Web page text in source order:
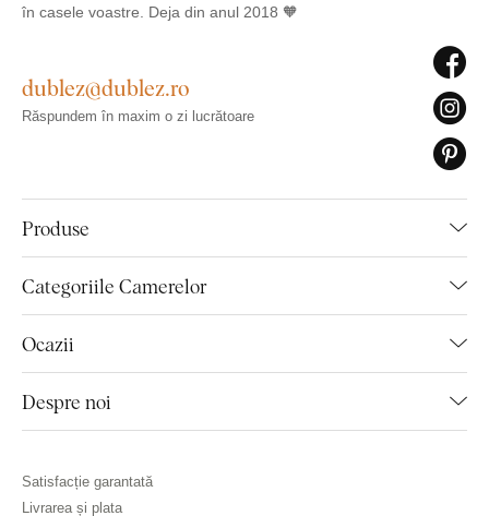
în casele voastre. Deja din anul 2018 🧡
Produse
Categoriile Camerelor
Ocazii
Despre noi
dublez@dublez.ro
Răspundem în maxim o zi lucrătoare
Satisfacție garantată
Livrarea și plata